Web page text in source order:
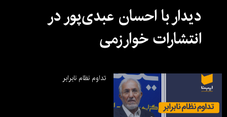
دیدار با احسان عبدی‌پور در
انتشارات خوارزمی
تداوم نظام نابرابر